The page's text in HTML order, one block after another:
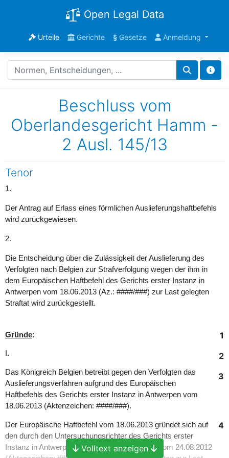
Open Legal Data
Urteile Gerichte §Gesetze Anmeldung
Beschluss vom
Oberlandesgericht Hamm -
2 Ausl. 145/13
Tenor
1.
Der Antrag auf Erlass eines förmlichen Auslieferungshaftbefehls
wird zurückgewiesen.
2.
Die Entscheidung über die Zulässigkeit der Auslieferung des
Verfolgten nach Belgien zur Strafverfolgung wegen der ihm in
dem Europäischen Haftbefehl des Gerichts erster Instanz in
Antwerpen vom 18.06.2013 (Az.: ####/###) zur Last gelegten
Straftat wird zurückgestellt.
1
Gründe:
2
I.
3
Das Königreich Belgien betreibt gegen den Verfolgten das
Auslieferungsverfahren aufgrund des Europäischen
Haftbefehls des Gerichts erster Instanz in Antwerpen vom
18.06.2013 (Aktenzeichen: ####/###).
4
Der Europäische Haftbefehl vom 18.06.2013 gründet sich auf
den durch den Untersuchungsrichter des Gerichts erster
Instanz in Antwerpen ausgestellten Haftbefehl vom 24.08.2012
Volltext anzeigen